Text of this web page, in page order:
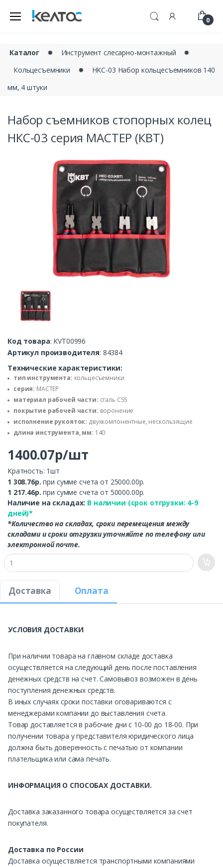
0
Каталог ✹ Инструмент слесарно-монтажный
✹
Кольцесъемники
✹
НКС-03 Набор кольцесъемников 140
мм, 4 штуки
Набор съемников стопорных колец
НКС-03 серия МАСТЕР (КВТ)
Код товара: KVT00996
Артикул производителя: 84384
Технические характеристики:
тип инструмента: кольцесъемники
серия: МАСТЕР
материал рабочей части: сталь С55
покрытие рабочей части: воронение
исполнение рукояток: двухкомпонентные, нескользящие
длина инструмента, мм: 140
1400.07р/шт
Кратность: 1шт
1 308.76р.при сумме счета от 25000.00р.
1 217.46р.при сумме счета от 50000.00р.
Наличие на складах: В наличии (срок отгрузки: 4-9
дней)*
*Количество на складах, сроки перемещения между
складами и сроки отгрузки уточняйте по телефону или
электронной почте.
Доставка Оплата
УСЛОВИЯ ДОСТАВКИ
При наличии товара на главном складе доставка
осуществляется на следующий день после поставления
денежных средств на счет. Самовывоз возможен в день
поступления денежных средств.
В иных случаях сроки поставки оговариваются с
менеджерами компании до выставления счета.
Товар доставляется в рабочие дни с 10-00 до 18-00. При
получении товара у представителя юридического лица
должна быть доверенность с печатью от компании
плательщика или сама печать.
ИНФОРМАЦИЯ О СПОСОБАХ ДОСТАВКИ.
Доставка заказанного товара осуществляется за счет
покупателя.
Доставка по России
Доставка осуществляется транспортными компаниями